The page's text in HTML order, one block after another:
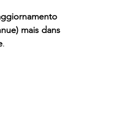
mais dans
.